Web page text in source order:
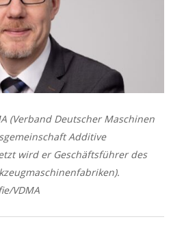
(Verband Deutscher Maschinen
Additive
wird er Geschäftsführer des
VDMA